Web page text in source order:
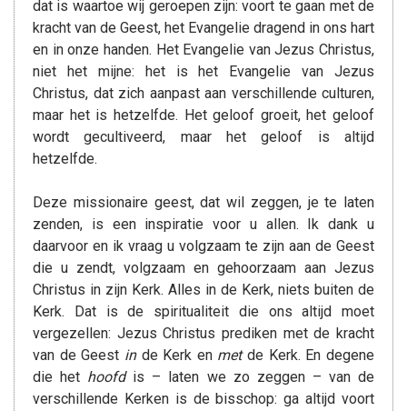
dat is waartoe wij geroepen zijn: voort te gaan met de
kracht van de Geest, het Evangelie dragend in ons hart
en in onze handen. Het Evangelie van Jezus Christus,
niet het mijne: het is het Evangelie van Jezus
Christus, dat zich aanpast aan verschillende culturen,
maar het is hetzelfde. Het geloof groeit, het geloof
wordt gecultiveerd, maar het geloof is altijd
hetzelfde.
Deze missionaire geest, dat wil zeggen, je te laten
zenden, is een inspiratie voor u allen. Ik dank u
daarvoor en ik vraag u volgzaam te zijn aan de Geest
die u zendt, volgzaam en gehoorzaam aan Jezus
Christus in zijn Kerk. Alles in de Kerk, niets buiten de
Kerk. Dat is de spiritualiteit die ons altijd moet
vergezellen: Jezus Christus prediken met de kracht
van de Geest inde Kerk en metde Kerk. En degene
die het hoofdis – laten we zo zeggen – van de
verschillende Kerken is de bisschop: ga altijd voort